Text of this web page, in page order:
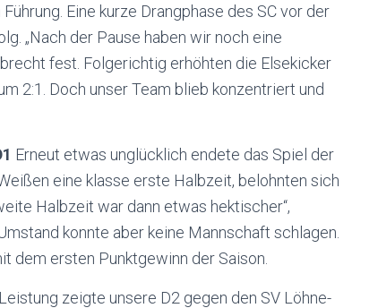
Eine kurze Drangphase des SC vor der
„Nach der Pause haben wir noch eine
fest. Folgerichtig erhöhten die Elsekicker
2:1. Doch unser Team blieb konzentriert und
Erneut etwas unglücklich endete das Spiel der
eine klasse erste Halbzeit, belohnten sich
Halbzeit war dann etwas hektischer“,
konnte aber keine Mannschaft schlagen.
dem ersten Punktgewinn der Saison.
zeigte unsere D2 gegen den SV Löhne-